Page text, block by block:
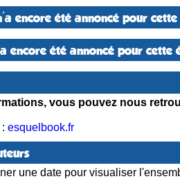
encore été annoncé pour
encore été annoncé pour cette
vous pouvez nous
esquelbook.fr
une date pour visualiser